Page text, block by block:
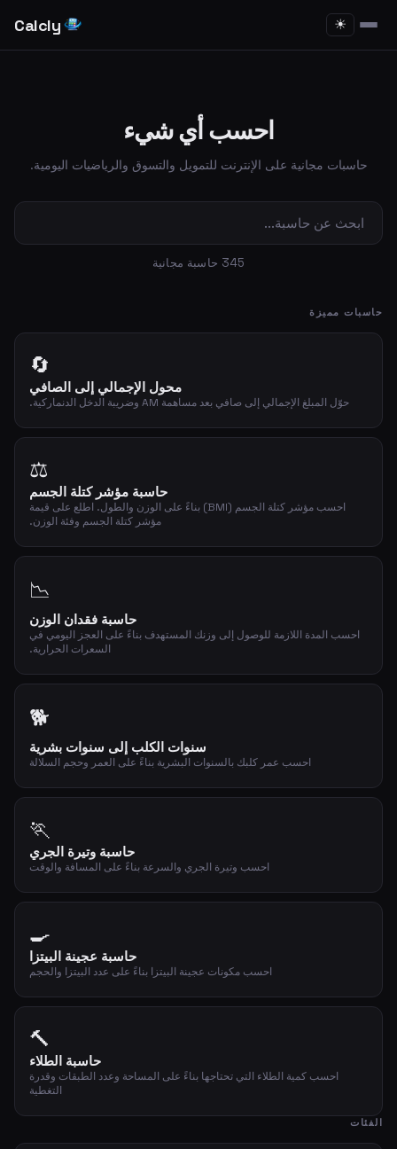
Calcly ☀
احسب أي شيء
حاسبات مجانية على الإنترنت للتمويل والتسوق والرياضيات اليومية.
345 حاسبة مجانية
حاسبات مميزة
🔄
محول الإجمالي إلى الصافي
حوّل المبلغ الإجمالي إلى صافي بعد مساهمة AM وضريبة الدخل الدنماركية.
⚖️
حاسبة مؤشر كتلة الجسم
احسب مؤشر كتلة الجسم (BMI) بناءً على الوزن والطول. اطلع على قيمة
مؤشر كتلة الجسم وفئة الوزن.
📉
حاسبة فقدان الوزن
احسب المدة اللازمة للوصول إلى وزنك المستهدف بناءً على العجز اليومي في
السعرات الحرارية.
🐕
سنوات الكلب إلى سنوات بشرية
احسب عمر كلبك بالسنوات البشرية بناءً على العمر وحجم السلالة
🏃
حاسبة وتيرة الجري
احسب وتيرة الجري والسرعة بناءً على المسافة والوقت
🍳
حاسبة عجينة البيتزا
احسب مكونات عجينة البيتزا بناءً على عدد البيتزا والحجم
🔨
حاسبة الطلاء
احسب كمية الطلاء التي تحتاجها بناءً على المساحة وعدد الطبقات وقدرة
التغطية
الفئات